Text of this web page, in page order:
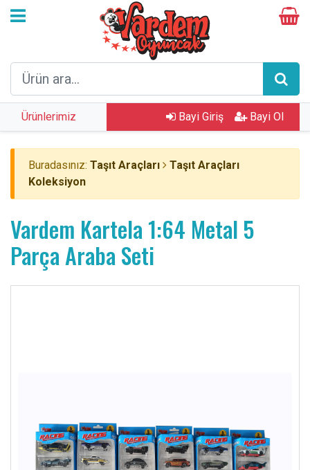
Ürünlerimiz Bayi Giriş Bayi Ol
Buradasınız: Taşıt Araçları
Taşıt Araçları
Koleksiyon
Vardem Kartela 1:64 Metal 5
Parça Araba Seti